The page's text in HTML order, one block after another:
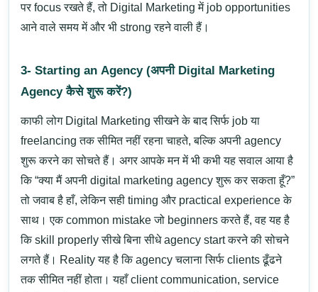
पर focus रखते हैं, तो Digital Marketing में job opportunities
आने वाले समय में और भी strong रहने वाली हैं।
3- Starting an Agency (अपनी Digital Marketing
Agency कैसे शुरू करें?)
काफी लोग Digital Marketing सीखने के बाद सिर्फ job या
freelancing तक सीमित नहीं रहना चाहते, बल्कि अपनी agency
शुरू करने का सोचते हैं। अगर आपके मन में भी कभी यह सवाल आया है
कि “क्या मैं अपनी digital marketing agency शुरू कर सकता हूँ?”
तो जवाब हैहाँ, लेकिन सही timing और practical experience के
साथ।एक common mistake जो beginners करते हैं, वह यह है
कि skill properly सीखे बिना सीधे agency start करने की सोचने
लगते हैं। Reality यह है कि agency चलाना सिर्फ clients ढूँढने
तक सीमित नहीं होता। यहाँ client communication, service